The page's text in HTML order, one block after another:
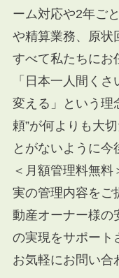
ーム対応や2年ご
や精算業務、原状
すべて私たちにお
「日本一人間く
変える」という理
頼”が何よりも大
とがないように今
＜月額管理料無
実の管理内容をご
動産オーナー様の
の実現をサポート
お気軽にお問い合